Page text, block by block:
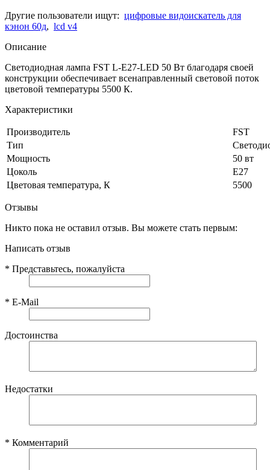
Другие пользователи ищут: цифровые видоискатель для
кэнон 60д, lcd v4
Описание
Светодиодная лампа FST L-E27-LED 50 Вт благодаря своей
конструкции обеспечивает всенаправленный световой поток
цветовой температуры 5500 К.
Характеристики
Производитель
FST
Тип
Мощность
50 вт
Цоколь
Е27
Цветовая температура, К
5500
Отзывы
Никто пока не оставил отзыв. Вы можете стать первым:
Написать отзыв
* Представьтесь, пожалуйста
* E-Mail
Достоинства
Недостатки
* Комментарий